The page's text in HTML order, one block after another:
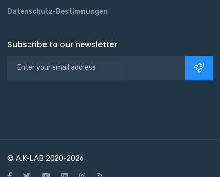
Datenschutz-Bestimmungen
Subscribe to our newsletter
© A.K-LAB 2020-2026